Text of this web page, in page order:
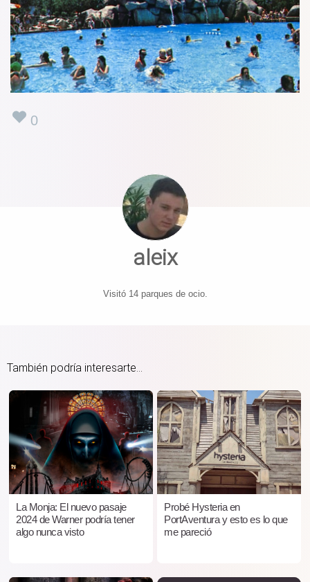
0
aleix
Visitó 14 parques de ocio.
También podría interesarte...
La Monja: El nuevo pasaje
2024 de Warner podría tener
algo nunca visto
Probé Hysteria en
PortAventura y esto es lo que
me pareció